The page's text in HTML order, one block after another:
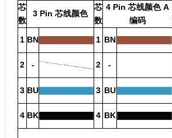
芯
数
3 Pin 芯线颜色
芯
数
4 Pin 芯线颜色 A
编码
1 BN 1 BN
2 - 2 -
3 BU 3 BU
4 BK 4 BK